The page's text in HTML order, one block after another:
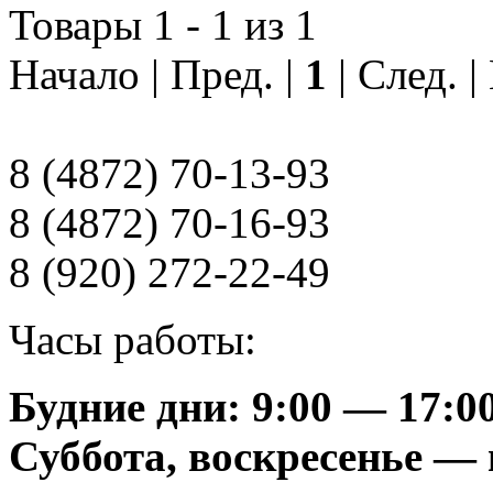
Товары 1 - 1 из 1
Начало | Пред. | 1 | След.
8 (4872) 70-13-93
8 (4872) 70-16-93
8 (920) 272-22-49
Часы работы:
Будние дни: 9:00 —
Суббота, воскресенье